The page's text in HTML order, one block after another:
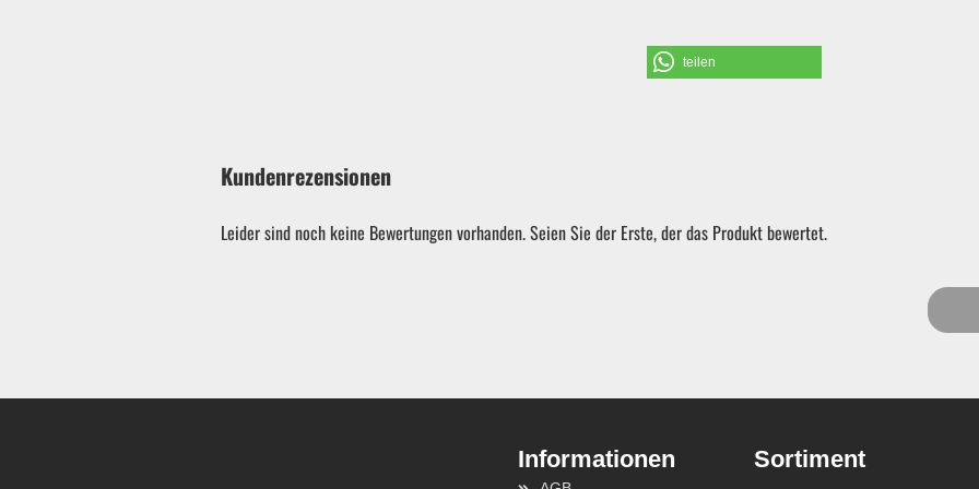
Schraubendreher und Bits
Garten & ATV-Quad anzeigen
teilen
Kundenrezensionen
Leider sind noch keine Bewertungen vorhanden. Seien Sie der Erste, der das Produkt bewertet.
Sortiment